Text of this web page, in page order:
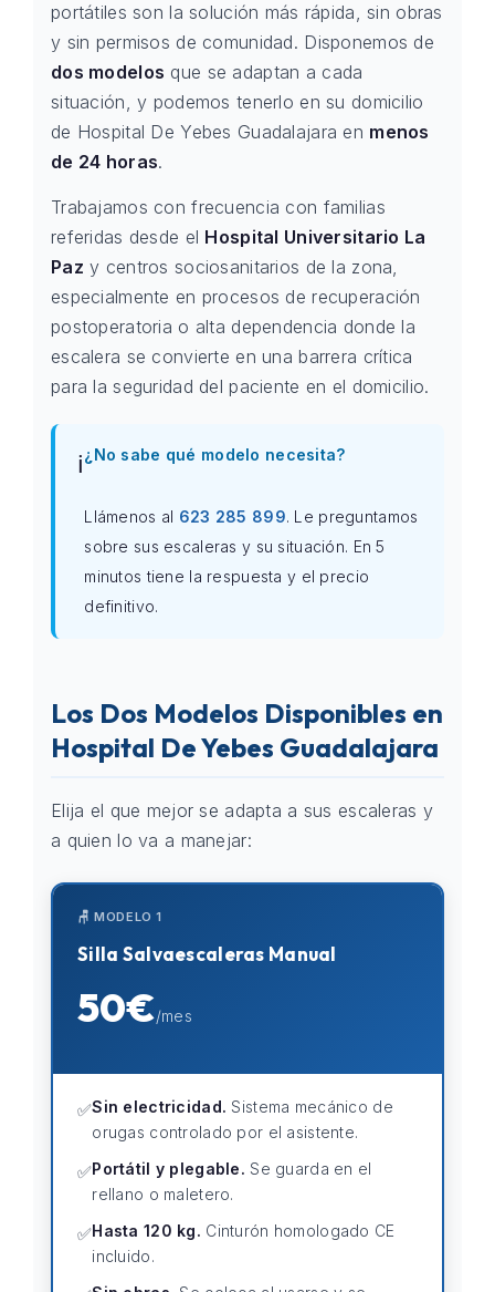
portátiles son la solución más rápida, sin obras
y sin permisos de comunidad. Disponemos de
dos modelos que se adaptan a cada
situación, y podemos tenerlo en su domicilio
de Hospital De Yebes Guadalajara en menos
de 24 horas.
Trabajamos con frecuencia con familias
referidas desde el Hospital Universitario La
Paz y centros sociosanitarios de la zona,
especialmente en procesos de recuperación
postoperatoria o alta dependencia donde la
escalera se convierte en una barrera crítica
para la seguridad del paciente en el domicilio.
ℹ️¿No sabe qué modelo necesita?
Llámenos al 623 285 899. Le preguntamos
sobre sus escaleras y su situación. En 5
minutos tiene la respuesta y el precio
definitivo.
Los Dos Modelos Disponibles en
Hospital De Yebes Guadalajara
Elija el que mejor se adapta a sus escaleras y
a quien lo va a manejar:
🪑 MODELO 1
Silla Salvaescaleras Manual
50€/mes
✅Sin electricidad. Sistema mecánico de
orugas controlado por el asistente.
✅Portátil y plegable. Se guarda en el
rellano o maletero.
✅Hasta 120 kg. Cinturón homologado CE
incluido.